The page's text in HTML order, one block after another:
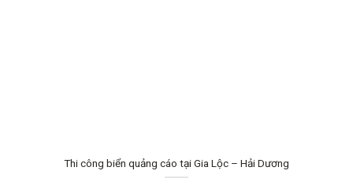
Thi công biển quảng cáo tại Gia Lộc – Hải Dương